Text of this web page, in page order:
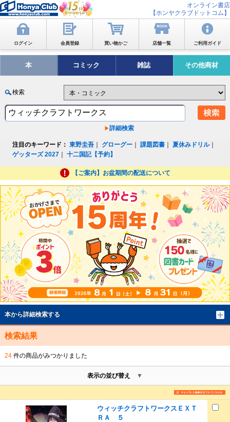
オンライン書店
【ホンヤクラブドットコム】
ログイン 会員登録 買い物かご 店舗一覧 ご利用ガイド
本 コミック 雑誌 その他商材
検索
詳細検索
注目のキーワード： 東野圭吾 グローグー ｜課題図書 ｜夏休みドリル｜
ゲッターズ 2027 ｜十二国記【予約】
【ご案内】お盆期間の配送について
本から詳細検索する
検索結果
24件の商品がみつかりました
表示の並び替え
ウィッチクラフトワークスＥＸＴ
ＲＡ ５